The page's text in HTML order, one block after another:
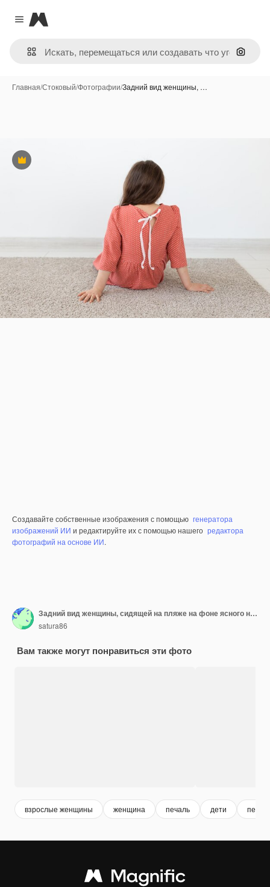
Close menu
Magnific
Поиск
Главная/Стоковый/Фотографии/Задний вид женщины, …
Премиум
Создавайте собственные изображения с помощью генератора
изображений ИИ и редактируйте их с помощью нашего редактора
фотографий на основе ИИ.
Задний вид женщины, сидящей на пляже на фоне ясного неба
satura86
Вам также могут понравиться эти фото
взрослые женщины женщина печаль дети